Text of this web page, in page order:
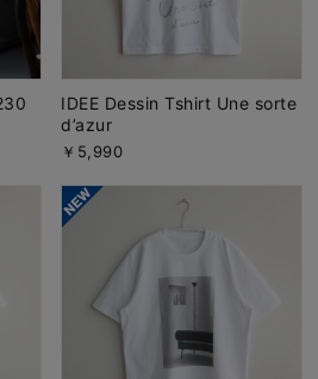
IDEE Dessin Tshirt Une sorte
d’azur
￥5,990